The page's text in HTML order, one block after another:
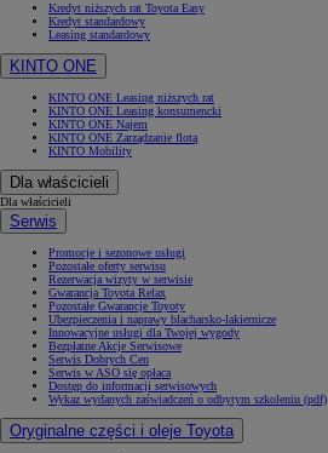
Kredyt niższych rat Toyota Easy
Kredyt standardowy
Leasing standardowy
KINTO ONE
KINTO ONE Leasing niższych rat
KINTO ONE Leasing konsumencki
KINTO ONE Najem
KINTO ONE Zarządzanie flotą
KINTO Mobility
Dla właścicieli
Dla właścicieli
Serwis
Promocje i sezonowe usługi
Pozostałe oferty serwisu
Rezerwacja wizyty w serwisie
Gwarancja Toyota Relax
Pozostałe Gwarancje Toyoty
Ubezpieczenia i naprawy blacharsko-lakiernicze
Innowacyjne usługi dla Twojej wygody
Bezpłatne Akcje Serwisowe
Serwis Dobrych Cen
Serwis w ASO się opłaca
Dostęp do informacji serwisowych
Wykaz wydanych zaświadczeń o odbytym szkoleniu (pdf)
Oryginalne części i oleje Toyota